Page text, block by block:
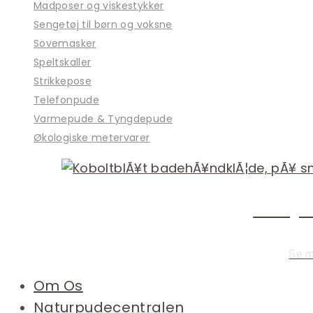
Madposer og viskestykker
Sengetøj til børn og voksne
Sovemasker
Speltskaller
Strikkepose
Telefonpude
Varmepude & Tyngdepude
Økologiske metervarer
Se
Om Os
Naturpudecentralen